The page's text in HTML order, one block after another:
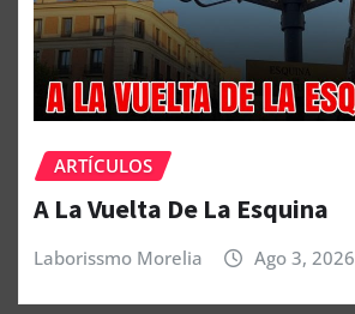
ARTÍCULOS
A La Vuelta De La Esquina
Laborissmo Morelia Ago 3, 2026